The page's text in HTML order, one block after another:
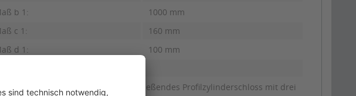
b 1:
1000 mm
c 1:
160 mm
d 1:
100 mm
zum Aufschrauben, gleichschließendes Profilzylinderschloss mit drei